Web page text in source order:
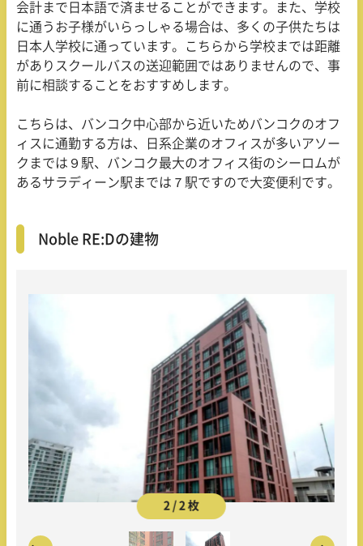
会計まで日本語で済ませることができます。また、学校
に通うお子様がいらっしゃる場合は、多くの子供たちは
日本人学校に通っています。こちらから学校までは距離
がありスクールバスの送迎範囲ではありませんので、事
前に相談することをおすすめします。
こちらは、バンコク中心部から近いためバンコクのオフ
ィスに通勤する方は、日系企業のオフィスが多いアソー
クまでは９駅、バンコク最大のオフィス街のシーロムが
あるサラディーン駅までは７駅ですので大変便利です。
Noble RE:Dの建物
2 / 2 枚